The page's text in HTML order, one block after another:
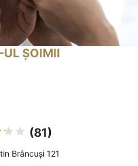
UL ȘOIMII
(81)
Brâncuși 121